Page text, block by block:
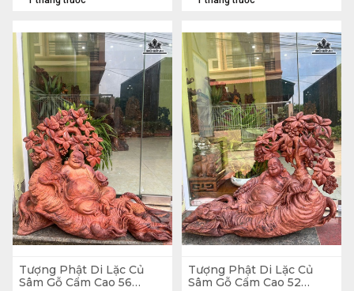
Tượng Phật Di Lặc Củ
Sâm Gỗ Cẩm Cao 56
Tượng Phật Di Lặc Củ
Sâm Gỗ Cẩm Cao 52